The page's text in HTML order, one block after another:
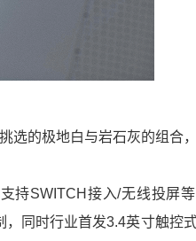
选的极地白与岩石灰的组合
持SWITCH接入/无线投屏
同时行业首发3.4英寸触控式